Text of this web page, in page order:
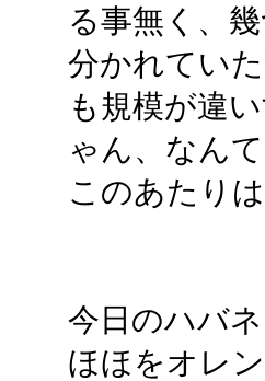
る事無く、
分かれてい
も規模が違
ゃん、なん
このあたり
今日のハバ
ほほをオレ